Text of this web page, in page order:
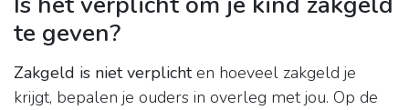
te geven?
Zakgeld is niet verplichten hoeveel zakgeld je
krijgt, bepalen je ouders in overleg met jou. Op de